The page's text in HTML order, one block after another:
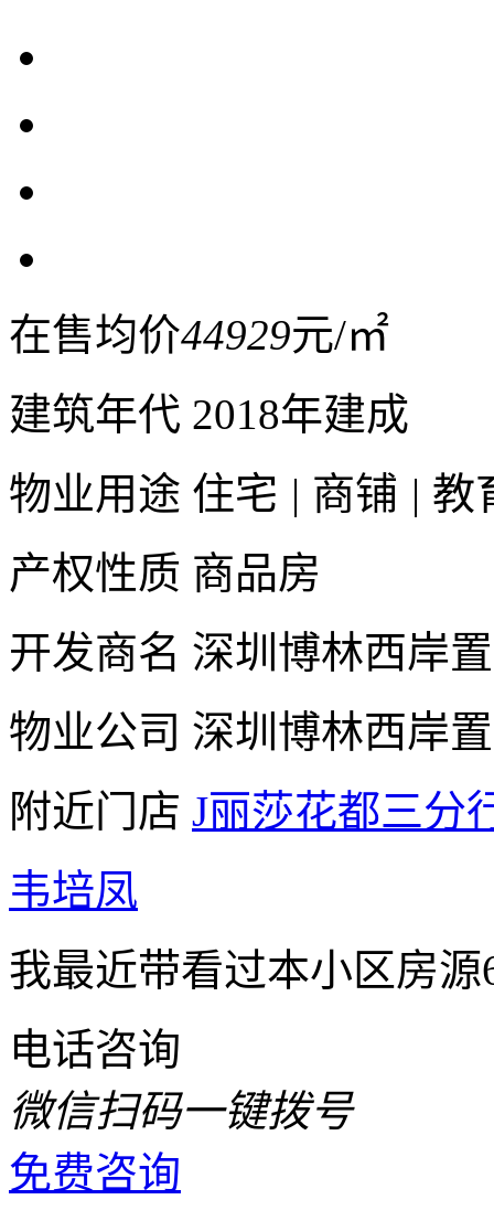
在售均价44929元/㎡
建筑年代 2018年建成
物业用途 住宅 | 商铺 | 教
产权性质 商品房
开发商名 深圳博林西岸
物业公司 深圳博林西岸
附近门店 J丽莎花都三分
韦培凤
我最近带看过本小区房
电话咨询
微信扫码一键拨号
免费咨询